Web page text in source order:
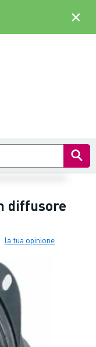
diffusore
la tua opinione
×